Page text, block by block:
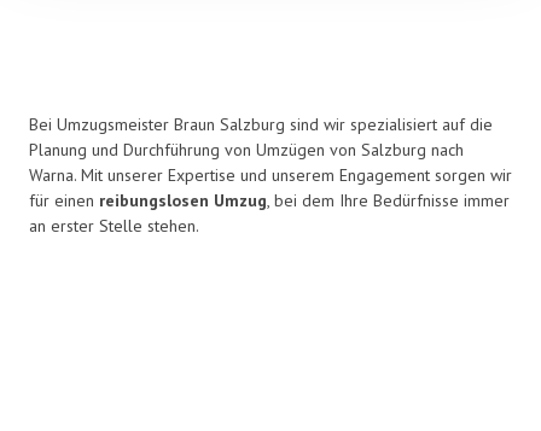
Bei Umzugsmeister Braun Salzburg sind wir spezialisiert auf die
Planung und Durchführung von Umzügen von Salzburg nach
Warna. Mit unserer Expertise und unserem Engagement sorgen wir
für einen reibungslosen Umzug, bei dem Ihre Bedürfnisse immer
an erster Stelle stehen.